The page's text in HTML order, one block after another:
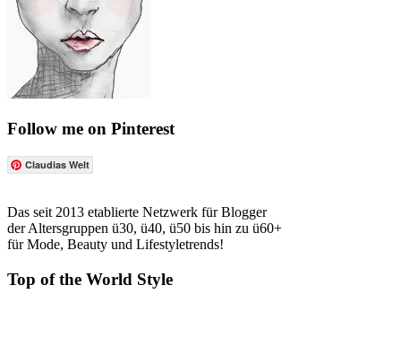
Follow me on Pinterest
Claudias Welt
Das seit 2013 etablierte Netzwerk für Blogger
der Altersgruppen ü30, ü40, ü50 bis hin zu ü60+
für Mode, Beauty und Lifestyletrends!
Top of the World Style